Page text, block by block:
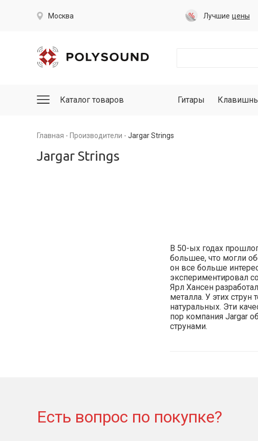
Москва Лучшие цены
Каталог товаров Гитары
Главная Производители Jargar Strings
Jargar Strings
В 50-ых годах
большее, что могли
он все больше
экспериментировал
Ярл Хансен
металла. У этих
натуральных. Эти
пор компания Jargar
струнами.
Есть вопрос по покупке?